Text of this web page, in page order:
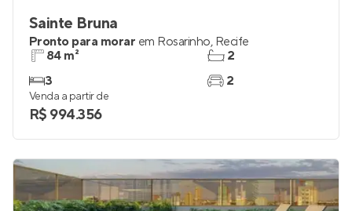
Sainte Bruna
Pronto para morar em Rosarinho, Recife
84 m²
3
2
2
Venda a partir de
R$ 994.356